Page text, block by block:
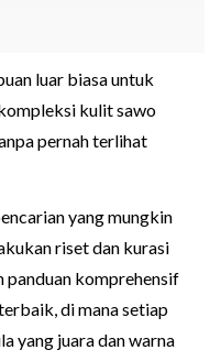
luar biasa untuk
kulit sawo
pernah terlihat
yang mungkin
riset dan kurasi
panduan komprehensif
di mana setiap
yang juara dan warna